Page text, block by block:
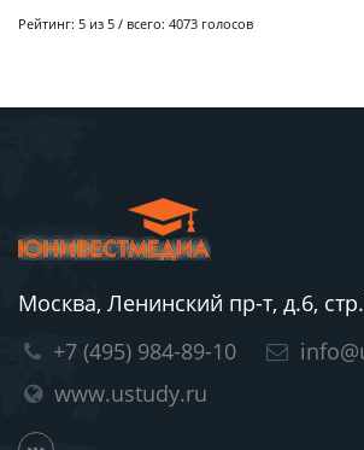
Рейтинг: 5 из 5 / всего: 4073 голосов
Москва, Ленинский пр-т, д.6,
+7 (495) 984-89-10
www.ustudy.ru